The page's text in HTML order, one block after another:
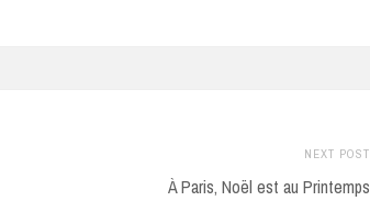
NEXT POST
À Paris, Noël est au Printemps